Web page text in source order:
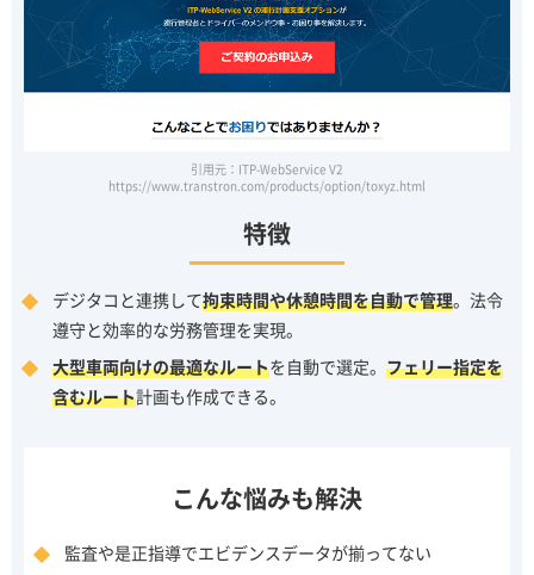
引用元：ITP-WebService V2
https://www.transtron.com/products/option/toxyz.html
特徴
デジタコと連携して拘束時間や休憩時間を自動で管理。法令
遵守と効率的な労務管理を実現。
大型車両向けの最適なルートを自動で選定。 フェリー指定を
含むルート計画も作成できる。
こんな悩みも解決
監査や是正指導でエビデンスデータが揃ってない